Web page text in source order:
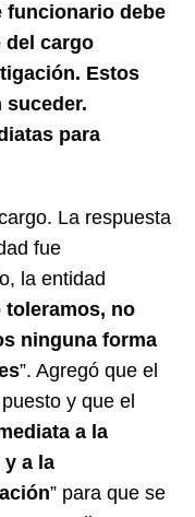
funcionario debe
del cargo
Estos
suceder.
para
La respuesta
fue
la entidad
toleramos, no
ninguna forma
”. Agregó que el
y que el
a la
y a la
” para que se